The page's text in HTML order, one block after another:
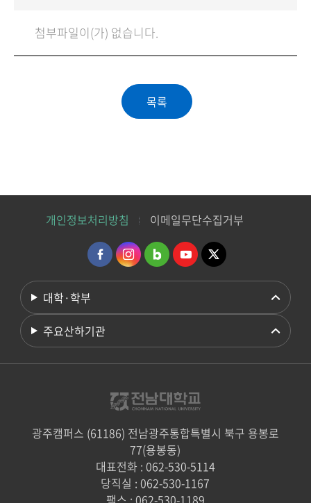
첨부파일이(가) 없습니다.
개인정보처리방침 이메일무단수집거부
대학·학부
주요산하기관
광주캠퍼스 (61186) 전남광주통합특별시 북구 용봉로
77(용봉동)
대표전화 : 062-530-5114
당직실 : 062-530-1167
팩스 : 062-530-1189